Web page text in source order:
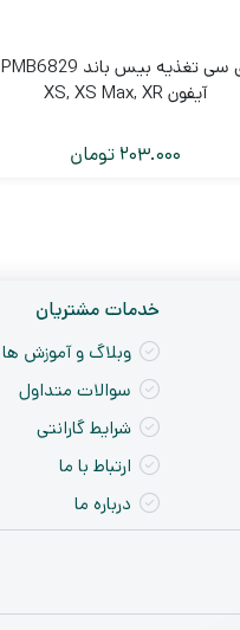
آی سی تغذیه بیس باند PMB6829
آیفون XS, XS Max, XR
203.000 تومان
خدمات مشتریان
وبلاگ و آموزش ها
سوالات متداول
شرایط گارانتی
ارتباط با ما
درباره ما